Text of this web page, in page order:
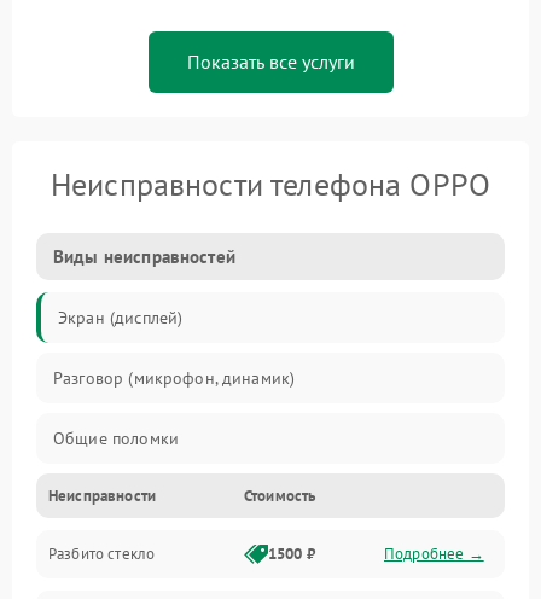
Показать все услуги
Неисправности телефона OPPO
Виды неисправностей
Экран (дисплей)
Разговор (микрофон, динамик)
Общие поломки
Проблемы связи
Камеры
Неисправности Стоимость
Разбито стекло 1500 ₽ Подробнее →